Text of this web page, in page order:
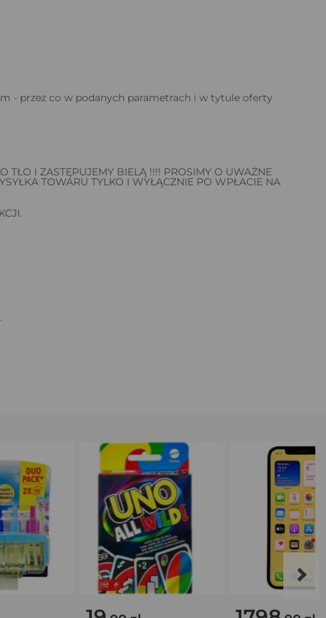
- przez co w podanych parametrach i w tytule oferty
TŁO I ZASTĘPUJEMY BIELĄ !!!! PROSIMY O UWAŻNE
TOWARU TYLKO I WYŁĄCZNIE PO WPŁACIE NA